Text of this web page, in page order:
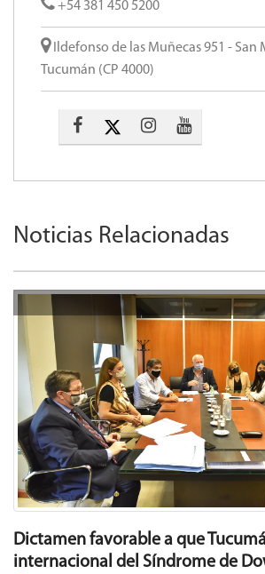
+54 381 450 5200
Ildefonso de las Muñecas 951 - San
Tucumán (CP 4000)
Noticias Relacionadas
Dictamen favorable a que
internacional del Síndrome de